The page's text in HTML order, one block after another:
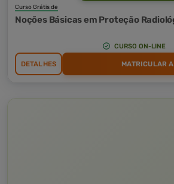
Curso Grátis de
Noções Básicas em Proteção
CURSO ON-LINE
DETALHES MATRICULAR